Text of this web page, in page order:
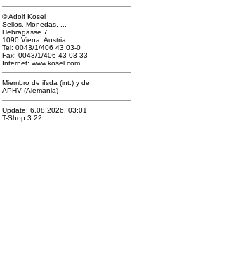
© Adolf Kosel
Sellos, Monedas, ...
Hebragasse 7
1090 Viena, Austria
Tel: 0043/1/406 43 03-0
Fax: 0043/1/406 43 03-33
Internet: www.kosel.com
Miembro de ifsda (int.) y de
APHV (Alemania)
Update: 6.08.2026, 03:01
T-Shop 3.22